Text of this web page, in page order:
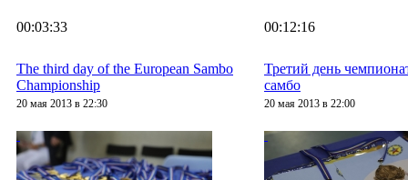
00:03:33
The third day of the European Sambo
Championship
20 мая 2013 в 22:30
00:12:16
Третий день
самбо
20 мая 2013 в 22:00